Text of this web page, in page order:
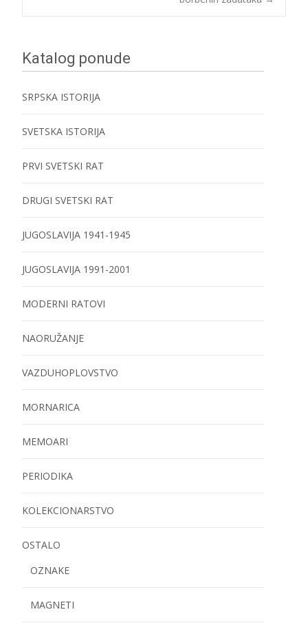
Katalog ponude
SRPSKA ISTORIJA
SVETSKA ISTORIJA
PRVI SVETSKI RAT
DRUGI SVETSKI RAT
JUGOSLAVIJA 1941-1945
JUGOSLAVIJA 1991-2001
MODERNI RATOVI
NAORUŽANJE
VAZDUHOPLOVSTVO
MORNARICA
MEMOARI
PERIODIKA
KOLEKCIONARSTVO
OSTALO
OZNAKE
MAGNETI